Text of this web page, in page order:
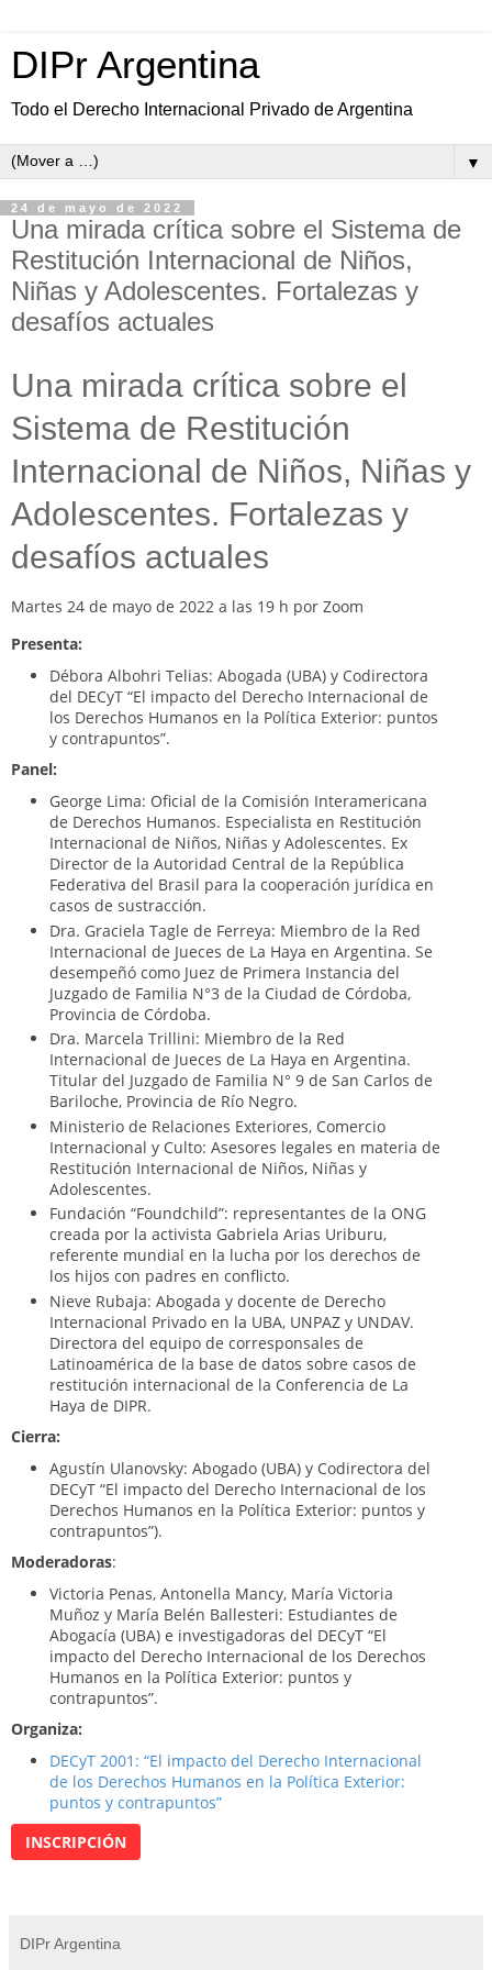
DIPr Argentina
Todo el Derecho Internacional Privado de Argentina
▼
24 de mayo de 2022
Una mirada crítica sobre el Sistema de
Restitución Internacional de Niños,
Niñas y Adolescentes. Fortalezas y
desafíos actuales
Una mirada crítica sobre el
Sistema de Restitución
Internacional de Niños, Niñas y
Adolescentes. Fortalezas y
desafíos actuales
Martes 24 de mayo de 2022 a las 19 h por Zoom
Presenta:
Débora Albohri Telias: Abogada (UBA) y Codirectora
del DECyT “El impacto del Derecho Internacional de
los Derechos Humanos en la Política Exterior: puntos
y contrapuntos”.
Panel:
George Lima: Oficial de la Comisión Interamericana
de Derechos Humanos. Especialista en Restitución
Internacional de Niños, Niñas y Adolescentes. Ex
Director de la Autoridad Central de la República
Federativa del Brasil para la cooperación jurídica en
casos de sustracción.
Dra. Graciela Tagle de Ferreya: Miembro de la Red
Internacional de Jueces de La Haya en Argentina. Se
desempeñó como Juez de Primera Instancia del
Juzgado de Familia N°3 de la Ciudad de Córdoba,
Provincia de Córdoba.
Dra. Marcela Trillini: Miembro de la Red
Internacional de Jueces de La Haya en Argentina.
Titular del Juzgado de Familia N° 9 de San Carlos de
Bariloche, Provincia de Río Negro.
Ministerio de Relaciones Exteriores, Comercio
Internacional y Culto: Asesores legales en materia de
Restitución Internacional de Niños, Niñas y
Adolescentes.
Fundación “Foundchild”: representantes de la ONG
creada por la activista Gabriela Arias Uriburu,
referente mundial en la lucha por los derechos de
los hijos con padres en conflicto.
Nieve Rubaja: Abogada y docente de Derecho
Internacional Privado en la UBA, UNPAZ y UNDAV.
Directora del equipo de corresponsales de
Latinoamérica de la base de datos sobre casos de
restitución internacional de la Conferencia de La
Haya de DIPR.
Cierra:
Agustín Ulanovsky: Abogado (UBA) y Codirectora del
DECyT “El impacto del Derecho Internacional de los
Derechos Humanos en la Política Exterior: puntos y
contrapuntos”).
Moderadoras:
Victoria Penas, Antonella Mancy, María Victoria
Muñoz y María Belén Ballesteri: Estudiantes de
Abogacía (UBA) e investigadoras del DECyT “El
impacto del Derecho Internacional de los Derechos
Humanos en la Política Exterior: puntos y
contrapuntos”.
Organiza:
DECyT 2001: “El impacto del Derecho Internacional
de los Derechos Humanos en la Política Exterior:
puntos y contrapuntos”
INSCRIPCIÓN
DIPr Argentina